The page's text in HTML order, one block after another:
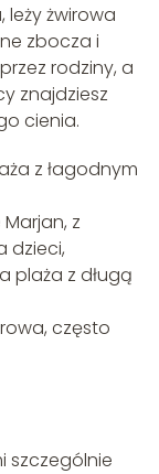
leży żwirowa
zbocza i
rodziny, a
znajdziesz
cienia.
z łagodnym
z
dzieci,
plaża z długą
często
szczególnie